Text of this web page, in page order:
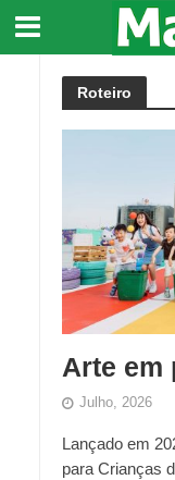
Roteiro
Arte em
Julho, 2026
Lançado em
para Crianças